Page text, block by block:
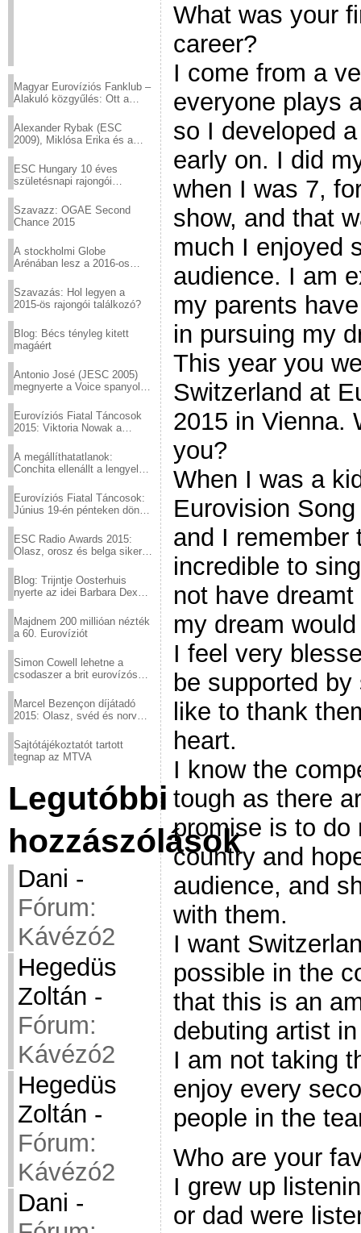
Magyar Eurovíziós Fanklub –
Alakuló közgyűlés: Ott a
Alexander Rybak (ESC
2009), Miklósa Erika és a
sztárjai a Margitszigeten
ESC Hungary 10 éves
születésnapi rajongói
Szavazz: OGAE Second
Chance 2015
A stockholmi Globe
Arénában lesz a 2016-os
Szavazás: Hol legyen a
2015-ös rajongói találkozó?
Blog: Bécs tényleg kitett
magáért
Antonio José (JESC 2005)
megnyerte a Voice spanyol
Eurovíziós Fiatal Táncosok
2015: Viktoria Nowak a
A megállíthatatlanok:
Conchita ellenállt a lengyel
Eurovíziós Fiatal Táncosok:
Június 19-én pénteken döntő
ESC Radio Awards 2015:
Olasz, orosz és belga siker,
Blog: Trijntje Oosterhuis
nyerte az idei Barbara Dex
Majdnem 200 millióan nézték
a 60. Eurovíziót
Simon Cowell lehetne a
csodaszer a brit eurovízós
Marcel Bezençon díjátadó
2015: Olasz, svéd és norvég
Sajtótájékoztatót tartott
tegnap az MTVA
Legutóbbi
hozzászólások
Dani -
Fórum:
Kávézó2
Hegedüs
Zoltán -
Fórum:
Kávézó2
Hegedüs
Zoltán -
Fórum:
Kávézó2
Dani -
What was your
career?
I come from a
everyone plays
so I developed
early on. I did
when I was 7,
show, and that
much I enjoyed
audience. I am
my parents
in pursuing my
This year you
Switzerland at
2015 in Vienna.
you?
When I was a
Eurovision
and I remember
incredible to
not have
my dream
I feel very
be supported
like to thank
heart.
I know the
tough as there
promise is to do
country and
audience, and
with them.
I want
possible in the
that this is an
debuting artist
I am not taking
enjoy every
people in the
Who are your
I grew up
or dad were